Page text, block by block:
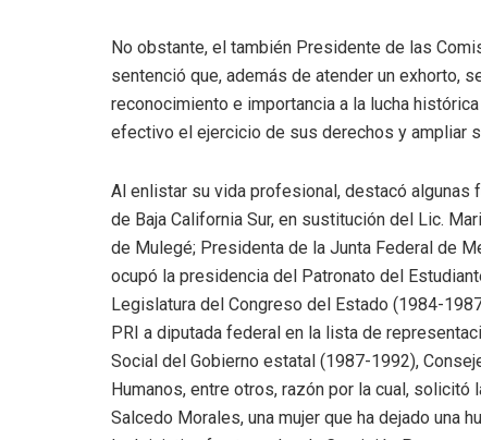
No obstante, el también Presidente de las
sentenció que, además de atender un exhorto,
reconocimiento e importancia a la lucha
efectivo el ejercicio de sus derechos y ampliar
Al enlistar su vida profesional, destacó algunas
de Baja California Sur, en sustitución del Lic.
de Mulegé; Presidenta de la Junta Federal de
ocupó la presidencia del Patronato del
Legislatura del Congreso del Estado (1984-
PRI a diputada federal en la lista de
Social del Gobierno estatal (1987-1992),
Humanos, entre otros, razón por la cual,
Salcedo Morales, una mujer que ha dejado una